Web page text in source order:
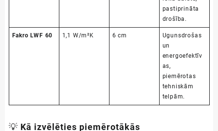
pastiprināta
drošība.
Fakro LWF 60 1,1 W/m²K 6 cm
Ugunsdrošas
un
energoefektīv
as,
piemērotas
tehniskām
telpām.
💡 Kā izvēlēties piemērotākās